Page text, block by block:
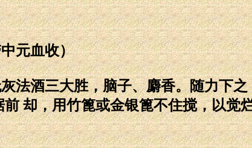
元血收）
酒三大胜，脑子、麝香。随力下之
却，用竹篦或金银篦不住搅，以觉